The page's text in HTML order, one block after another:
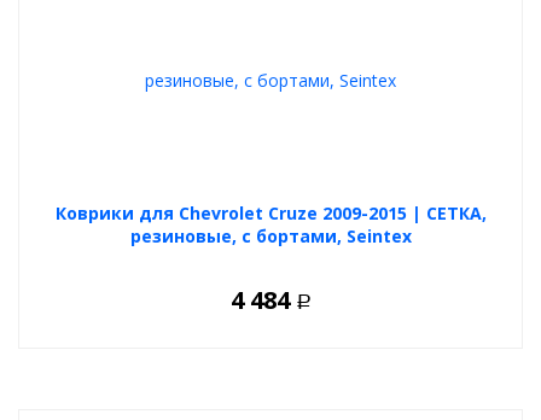
Коврики для Chevrolet Cruze 2009-2015 | СЕТКА,
резиновые, с бортами, Seintex
4 484 Р